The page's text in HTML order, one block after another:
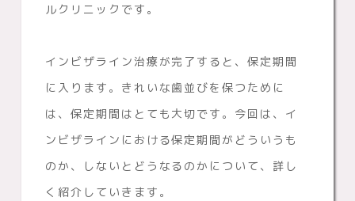
ルクリニックです。
インビザライン治療が完了すると、保定期間
に入ります。きれいな歯並びを保つために
は、保定期間はとても大切です。今回は、イ
ンビザラインにおける保定期間がどういうも
のか、しないとどうなるのかについて、詳し
く紹介していきます。